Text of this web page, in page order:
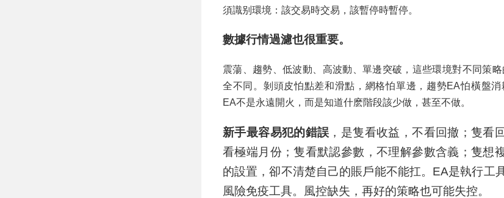
須識别環境：該交易時交易，該暫停時暫停。
數據行情過濾也很重要。
震蕩、趨勢、低波動、高波動、單邊突破，這些環境對不同策
全不同。剝頭皮怕點差和滑點，網格怕單邊，趨勢EA怕橫盤消
EA不是永遠開火，而是知道什麽階段該少做，甚至不做。
新手最容易犯的錯誤 ，是隻看收益，不看回撤；隻看
看極端月份；隻看默認參數，不理解參數含義；隻想
的設置，卻不清楚自己的賬戶能不能扛。EA是執行工
風險免疫工具。風控缺失，再好的策略也可能失控。